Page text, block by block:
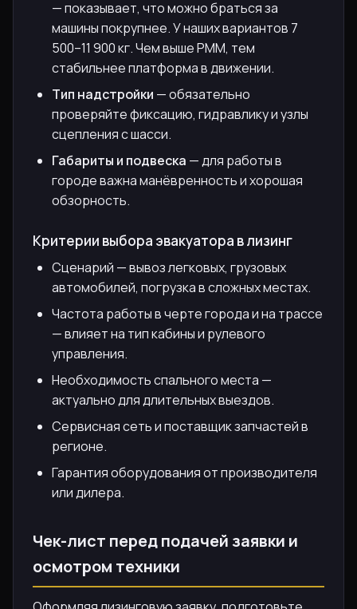
— показывает, что можно браться за
машины покрупнее. У наших вариантов 7
500–11 900 кг. Чем выше РММ, тем
стабильнее платформа в движении.
Тип надстройки — обязательно
проверяйте фиксацию, гидравлику и узлы
сцепления с шасси.
Габариты и подвеска — для работы в
городе важна манёвренность и хорошая
обзорность.
Критерии выбора эвакуатора в лизинг
Сценарий — вывоз легковых, грузовых
автомобилей, погрузка в сложных местах.
Частота работы в черте города и на трассе
— влияет на тип кабины и рулевого
управления.
Необходимость спального места —
актуально для длительных выездов.
Сервисная сеть и поставщик запчастей в
регионе.
Гарантия оборудования от производителя
или дилера.
Чек-лист перед подачей заявки и
осмотром техники